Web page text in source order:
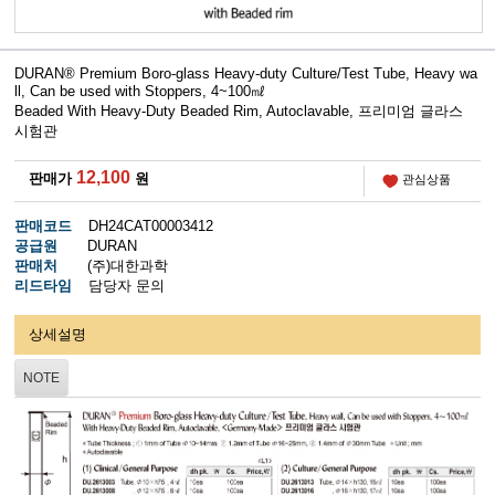
DURAN® Premium Boro-glass Heavy-duty Culture/Test Tube, Heavy wa
ll, Can be used with Stoppers, 4~100㎖
Beaded With Heavy-Duty Beaded Rim, Autoclavable, 프리미엄 글라스
시험관
판매가 12,100 원 관심상품
판매코드
DH24CAT00003412
공급원
DURAN
판매처
(주)대한과학
리드타임
담당자 문의
상세설명
NOTE